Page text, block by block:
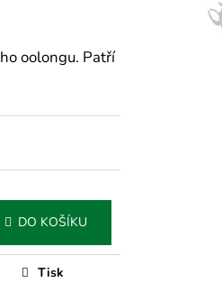
oolongu. Patří
DO KOŠÍKU
Tisk